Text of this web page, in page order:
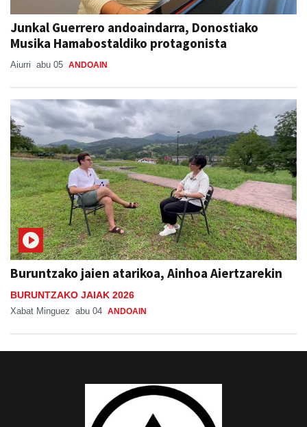
Junkal Guerrero andoaindarra, Donostiako
Musika Hamabostaldiko protagonista
Aiurri abu 05 ANDOAIN
Buruntzako jaien atarikoa, Ainhoa Aiertzarekin
BURUNTZAKO JAIAK 2026
Xabat Minguez abu 04 ANDOAIN